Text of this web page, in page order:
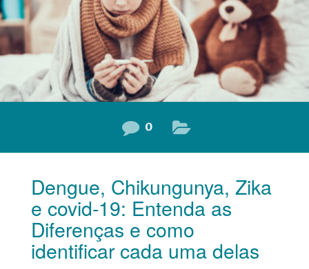
0
Dengue, Chikungunya, Zika
e covid-19: Entenda as
Diferenças e como
identificar cada uma delas